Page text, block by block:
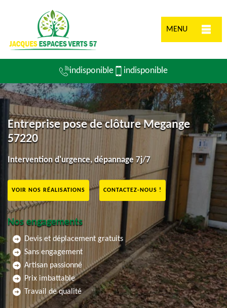
MENU
indisponible indisponible
Entreprise pose de clôture Megange
57220
Intervention d'urgence, dépannage 7j/7
VOIR NOS RÉALISATIONS CONTACTEZ-NOUS !
Nos engagements
Devis et déplacement gratuits
Sans engagement
Artisan passionné
Prix imbattable
Travail de qualité